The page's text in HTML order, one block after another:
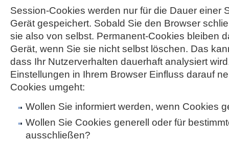
Session-Cookies werden nur für die Dauer einer
Gerät gespeichert. Sobald Sie den Browser
sie also von selbst. Permanent-Cookies bleiben
Gerät, wenn Sie sie nicht selbst löschen. Das
dass Ihr Nutzerverhalten dauerhaft analysiert
Einstellungen in Ihrem Browser Einfluss darauf
Cookies umgeht:
Wollen Sie informiert werden, wenn Cookies
Wollen Sie Cookies generell oder für
ausschließen?